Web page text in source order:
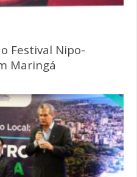
Festival Nipo-
Maringá